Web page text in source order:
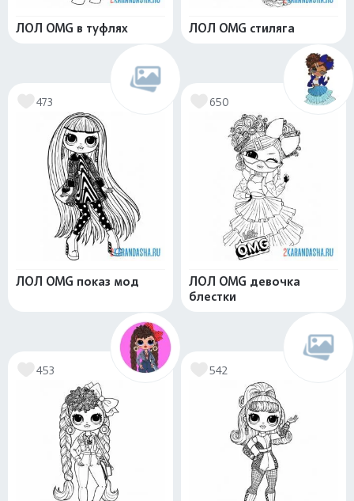
ЛОЛ OMG в туфлях ЛОЛ OMG стиляга
473
ЛОЛ OMG показ мод
650
ЛОЛ OMG девочка
блестки
453 542